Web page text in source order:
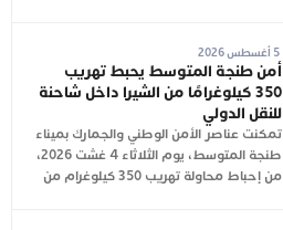
5 أغسطس 2026
أمن طنجة المتوسط يحبط تهريب
350 كيلوغرامًا من الشيرا داخل شاحنة
للنقل الدولي
تمكنت عناصر الأمن الوطني والجمارك بميناء
طنجة المتوسط، يوم الثلاثاء 4 غشت 2026،
من إحباط محاولة تهريب 350 كيلوغرام من